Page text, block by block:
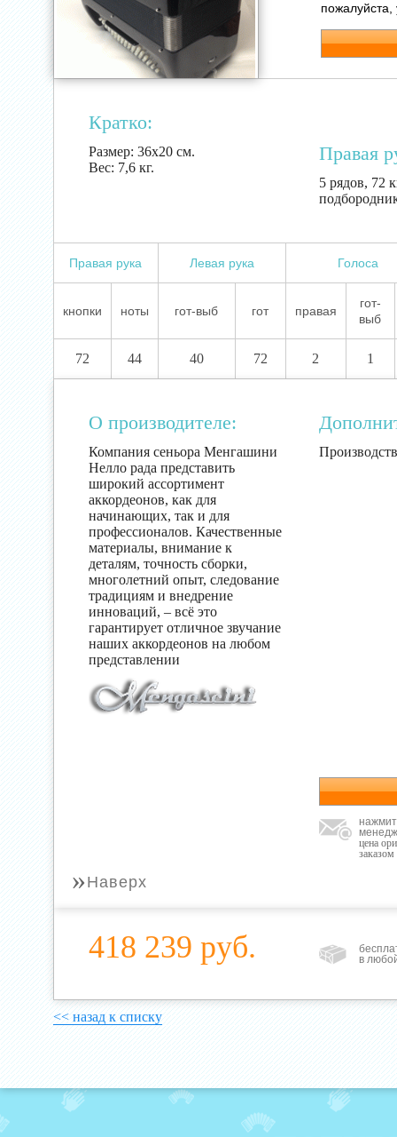
пожалуйста,
Кратко:
Размер: 36х20 см.
Вес: 7,6 кг.
Правая
5 рядов, 72
Правая рука Левая рука Голоса
кнопки ноты гот-выб гот правая
гот-
выб
72 44 40 72 2 1
О производителе:
Компания сеньора Менгашини
Нелло рада представить
широкий ассортимент
аккордеонов, как для
начинающих, так и для
профессионалов. Качественные
материалы, внимание к
деталям, точность сборки,
многолетний опыт, следование
традициям и внедрение
инноваций, – всё это
гарантирует отличное звучание
наших аккордеонов на любом
представлении
цена
заказом
» Наверх
418 239 руб.
в
<< назад к списку